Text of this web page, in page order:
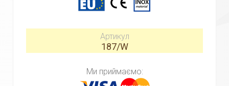
Артикул
187/W
Ми приймаємо: